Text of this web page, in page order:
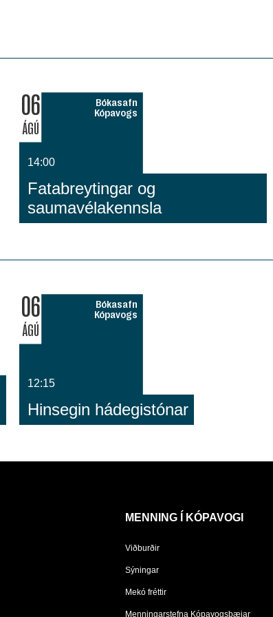
06
ÁGÚ
Bókasafn
Kópavogs
14:00
Fatabreytingar og
saumavélakennsla
06
ÁGÚ
Bókasafn
Kópavogs
12:15
Hinsegin hádegistónar
MENNING Í KÓPAVOGI
Viðburðir
Sýningar
Mekó fréttir
Menningarstefna Kópavogsbæjar